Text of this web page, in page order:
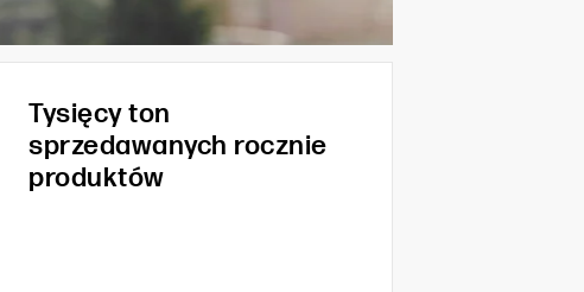
Tysięcy ton
sprzedawanych rocznie
produktów